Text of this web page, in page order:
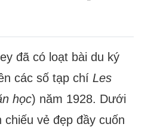
đã có loạt bài du ký
các số tạp chí Les
học) năm 1928. Dưới
vẻ đẹp đầy cuốn